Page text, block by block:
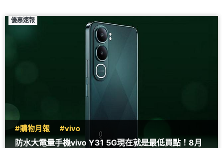
優惠速報
#購物月報 #vivo
防水大電量手機vivo Y31 5G現在就是最低買點！8月